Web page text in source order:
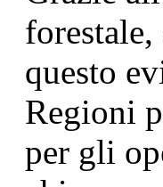
questo
Regioni
per gli